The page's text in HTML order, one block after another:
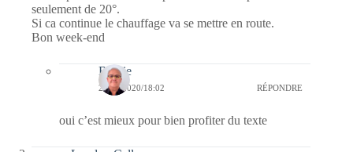
seulement de 20°.
Si ca continue le chauffage va se mettre en route.
Bon week-end
Bernie
28/08/2020/18:02 RÉPONDRE
oui c’est mieux pour bien profiter du texte